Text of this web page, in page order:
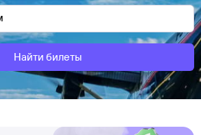
Найти билеты